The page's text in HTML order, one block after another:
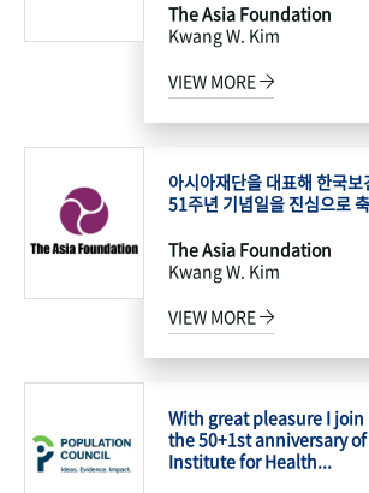
The Asia Foundation
Kwang W. Kim
VIEW MORE
아시아재단을 대표해 한국
51주년 기념일을 진심으로
The Asia Foundation
Kwang W. Kim
VIEW MORE
With great pleasure I
the 50+1st anniversary
Institute for Health...